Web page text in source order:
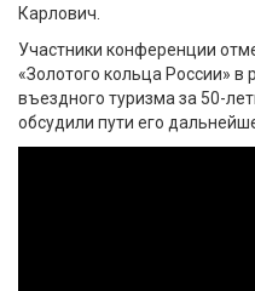
Карлович.
Участники конференции
«Золотого кольца России» в
въездного туризма за 50-
обсудили пути его